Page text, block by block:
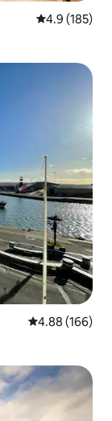
平均评分 4.9
4.9 (185)
平均评分 4.88
4.88 (166)